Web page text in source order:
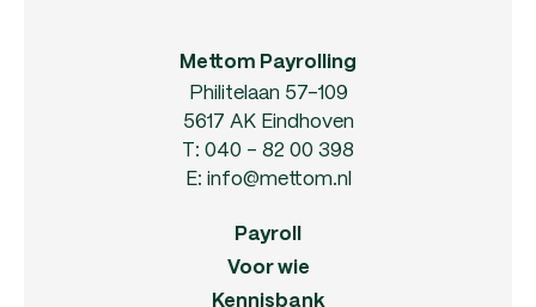
Mettom Payrolling
Philitelaan 57-109
5617 AK Eindhoven
T: 040 - 82 00 398
E: info@mettom.nl
Payroll
Voor wie
Kennisbank